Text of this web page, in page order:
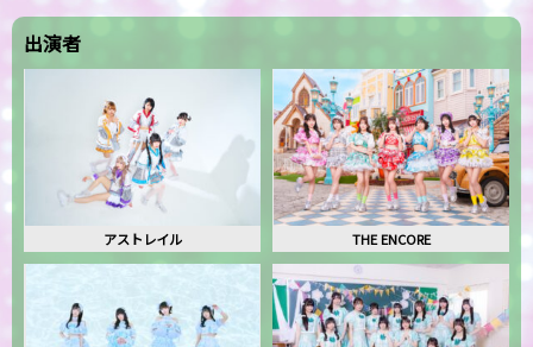
出演者
アストレイル THE ENCORE